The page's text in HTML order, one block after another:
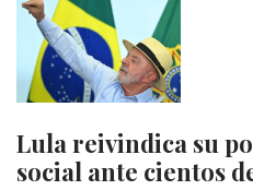
Lula reivindica su
social ante cientos